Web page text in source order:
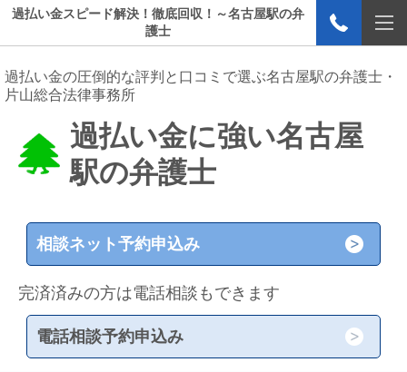
過払い金スピード解決！徹底回収！～名古屋駅の弁
護士
過払い金の圧倒的な評判と口コミで選ぶ名古屋駅の弁護士・
片山総合法律事務所
過払い金に強い名古屋
駅の弁護士
相談ネット予約申込み
完済済みの方は電話相談もできます
電話相談予約申込み